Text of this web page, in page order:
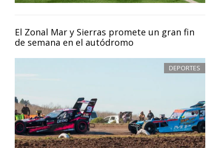
El Zonal Mar y Sierras promete un gran fin
de semana en el autódromo
DEPORTES